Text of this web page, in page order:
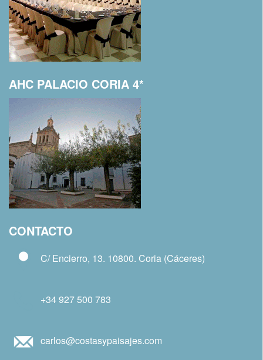
AHC PALACIO CORIA 4*
CONTACTO
C/ Encierro, 13. 10800. Coria (Cáceres)
+34 927 500 783
carlos@costasypaisajes.com